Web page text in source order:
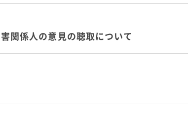
関係人の意見の聴取について